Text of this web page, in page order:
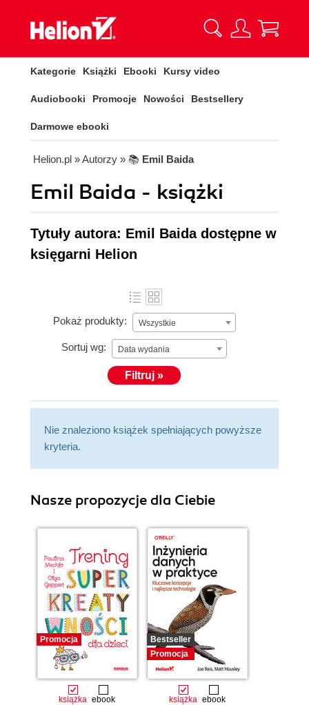
Kategorie Książki Ebooki Kursy video
Audiobooki Promocje Nowości Bestsellery
Darmowe ebooki
Helion.pl » Autorzy » 📚 Emil Baida
Emil Baida - książki
Tytuły autora: Emil Baida dostępne w
księgarni Helion
Pokaż produkty: Wszystkie
Sortuj wg: Data wydania
Filtruj »
Nie znaleziono książek spełniających powyższe
kryteria.
Nasze propozycje dla Ciebie
Promocja
książka ebook
Bestseller
Promocja
książka ebook